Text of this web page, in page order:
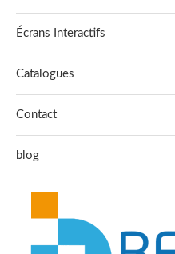
Écrans Interactifs
Catalogues
Contact
blog